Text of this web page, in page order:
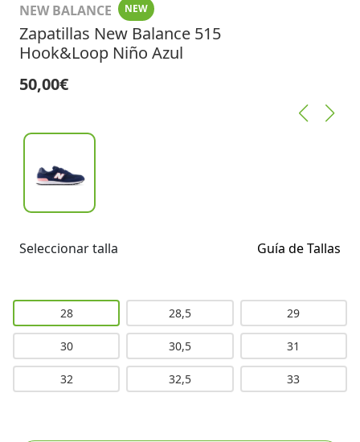
NEW BALANCE NEW
Zapatillas New Balance 515
Hook&Loop Niño Azul
50,00€
Seleccionar talla Guía de Tallas
28 28,5 29
30 30,5 31
32 32,5 33